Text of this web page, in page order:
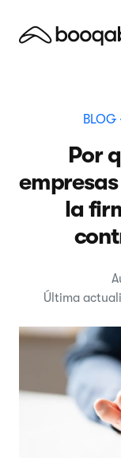
BLOG
Por
la
Última